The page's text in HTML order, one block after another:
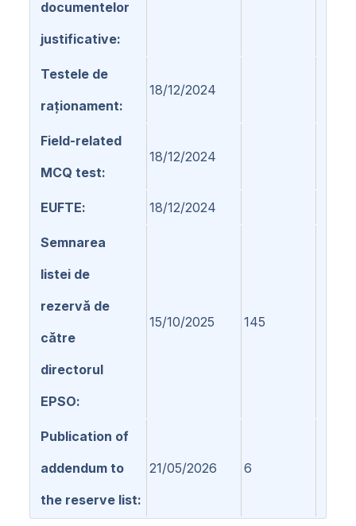
documentelor
justificative
Testele de
raționament
18/12/2024
Field-related
MCQ test
18/12/2024
EUFTE 18/12/2024
Semnarea
listei de
rezervă de
către
directorul
EPSO
15/10/2025 145
Publication of
addendum to
the reserve list
21/05/2026 6